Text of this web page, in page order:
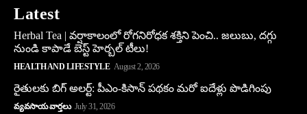
Latest
Herbal Tea | వర్షాకాలంలో రోగనిరోధక శక్తిని పెంచి.. జలుబు, దగ్గు
నుండి కాపాడే బెస్ట్ హెర్బల్ టీలు!
HEALTH AND LIFESTYLE August 2, 2026
రైతులకు బిగ్ అలర్ట్: పీఎం-కిసాన్ పథకం మరో ఐదేళ్లు పొడిగింపు
వ్యవసాయ వార్తలు July 31, 2026